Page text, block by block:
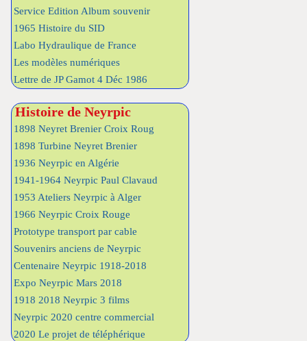
Service Edition Album souvenir
1965 Histoire du SID
Labo Hydraulique de France
Les modèles numériques
Lettre de JP Gamot 4 Déc 1986
Histoire de Neyrpic
1898 Neyret Brenier Croix Roug
1898 Turbine Neyret Brenier
1936 Neyrpic en Algérie
1941-1964 Neyrpic Paul Clavaud
1953 Ateliers Neyrpic à Alger
1966 Neyrpic Croix Rouge
Prototype transport par cable
Souvenirs anciens de Neyrpic
Centenaire Neyrpic 1918-2018
Expo Neyrpic Mars 2018
1918 2018 Neyrpic 3 films
Neyrpic 2020 centre commercial
2020 Le projet de téléphérique